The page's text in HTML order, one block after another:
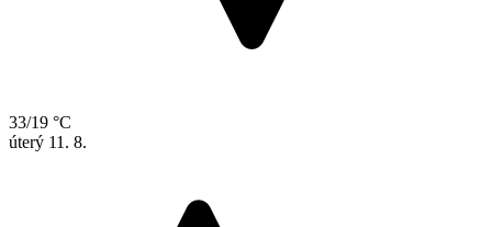
33/19 °C
úterý 11. 8.